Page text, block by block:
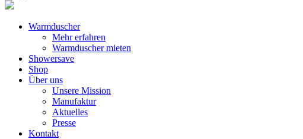
Warmduscher
Mehr erfahren
Warmduscher mieten
Showersave
Shop
Über uns
Unsere Mission
Manufaktur
Aktuelles
Presse
Kontakt